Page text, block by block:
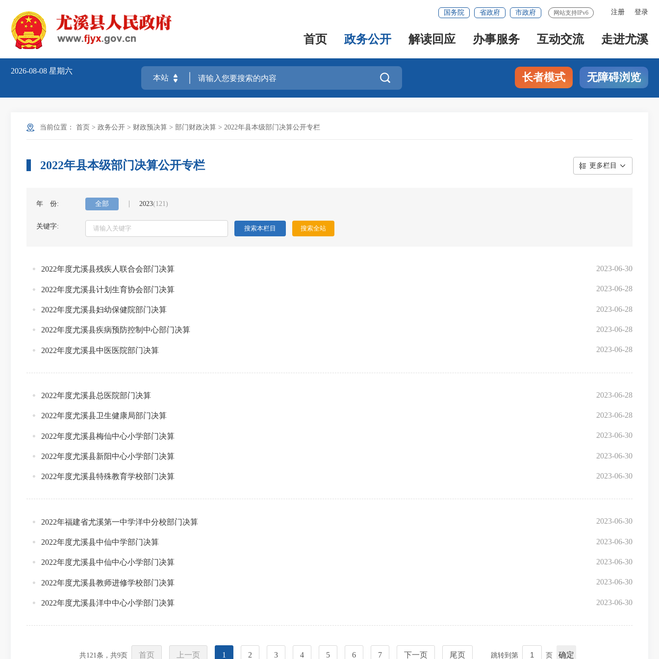
注册 登录
国务院 省政府 市政府 网站支持IPv6
首页 政务公开 解读回应 办事服务 互动交流 走进尤溪
2026-08-08 星期六
 长者模式 无障碍浏览
当前位置： 首页 > 政务公开 > 财政预决算 > 部门财政决算 > 2022年县本级部门决算公开专栏
2022年县本级部门决算公开专栏 更多栏目
年 份: 全部 2023(121)
关键字:
2023-06-30
2022年度尤溪县残疾人联合会部门决算
2023-06-28
2022年度尤溪县计划生育协会部门决算
2023-06-28
2022年度尤溪县妇幼保健院部门决算
2023-06-28
2022年度尤溪县疾病预防控制中心部门决算
2023-06-28
2022年度尤溪县中医医院部门决算
2023-06-28
2022年度尤溪县总医院部门决算
2023-06-28
2022年度尤溪县卫生健康局部门决算
2023-06-30
2022年度尤溪县梅仙中心小学部门决算
2023-06-30
2022年度尤溪县新阳中心小学部门决算
2023-06-30
2022年度尤溪县特殊教育学校部门决算
2023-06-30
2022年福建省尤溪第一中学洋中分校部门决算
2023-06-30
2022年度尤溪县中仙中学部门决算
2023-06-30
2022年度尤溪县中仙中心小学部门决算
2023-06-30
2022年度尤溪县教师进修学校部门决算
2023-06-30
2022年度尤溪县洋中中心小学部门决算
共121 条，共9页 首页 上一页 1 2 3 4 5 6 7 下一页 尾页 跳转到第 页 确定